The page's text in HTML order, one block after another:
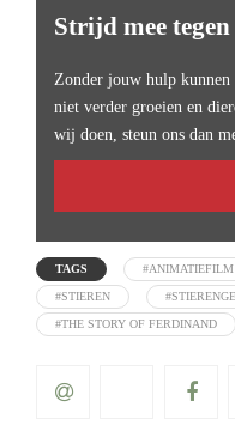
Strijd mee
Zonder jouw hulp
niet verder groeien en
wij doen, steun ons dan
TAGS #ANIMATIEFILM
#STIEREN
#THE STORY OF FERDINAND